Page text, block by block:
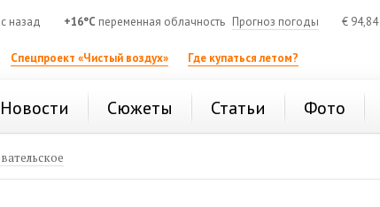
назад +16°C переменная облачность Прогноз погоды € 94,84
Спецпроект «Чистый воздух» Где купаться летом?
Новости Сюжеты Статьи Фото